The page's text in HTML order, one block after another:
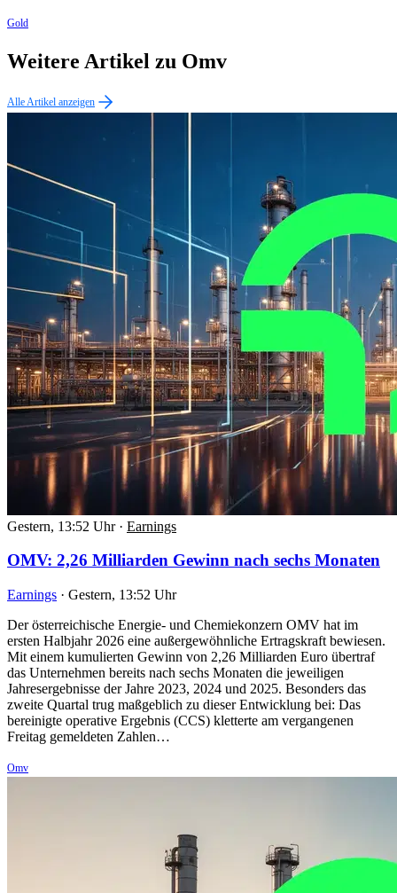
Gold
Weitere Artikel zu Omv
Alle Artikel anzeigen
Gestern, 13:52 Uhr · Earnings
OMV: 2,26 Milliarden Gewinn nach sechs Monaten
Earnings · Gestern, 13:52 Uhr
Der österreichische Energie- und Chemiekonzern OMV hat im
ersten Halbjahr 2026 eine außergewöhnliche Ertragskraft bewiesen.
Mit einem kumulierten Gewinn von 2,26 Milliarden Euro übertraf
das Unternehmen bereits nach sechs Monaten die jeweiligen
Jahresergebnisse der Jahre 2023, 2024 und 2025. Besonders das
zweite Quartal trug maßgeblich zu dieser Entwicklung bei: Das
bereinigte operative Ergebnis (CCS) kletterte am vergangenen
Freitag gemeldeten Zahlen…
Omv